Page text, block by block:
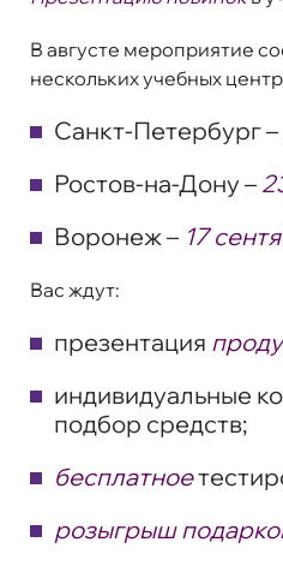
В августе мероприятие
нескольких учебных
Санкт-Петербург –
Ростов-на-Дону –
Воронеж – 17
Вас ждут:
презентация
индивидуальные
подбор средств;
бесплатное
розыгрыш